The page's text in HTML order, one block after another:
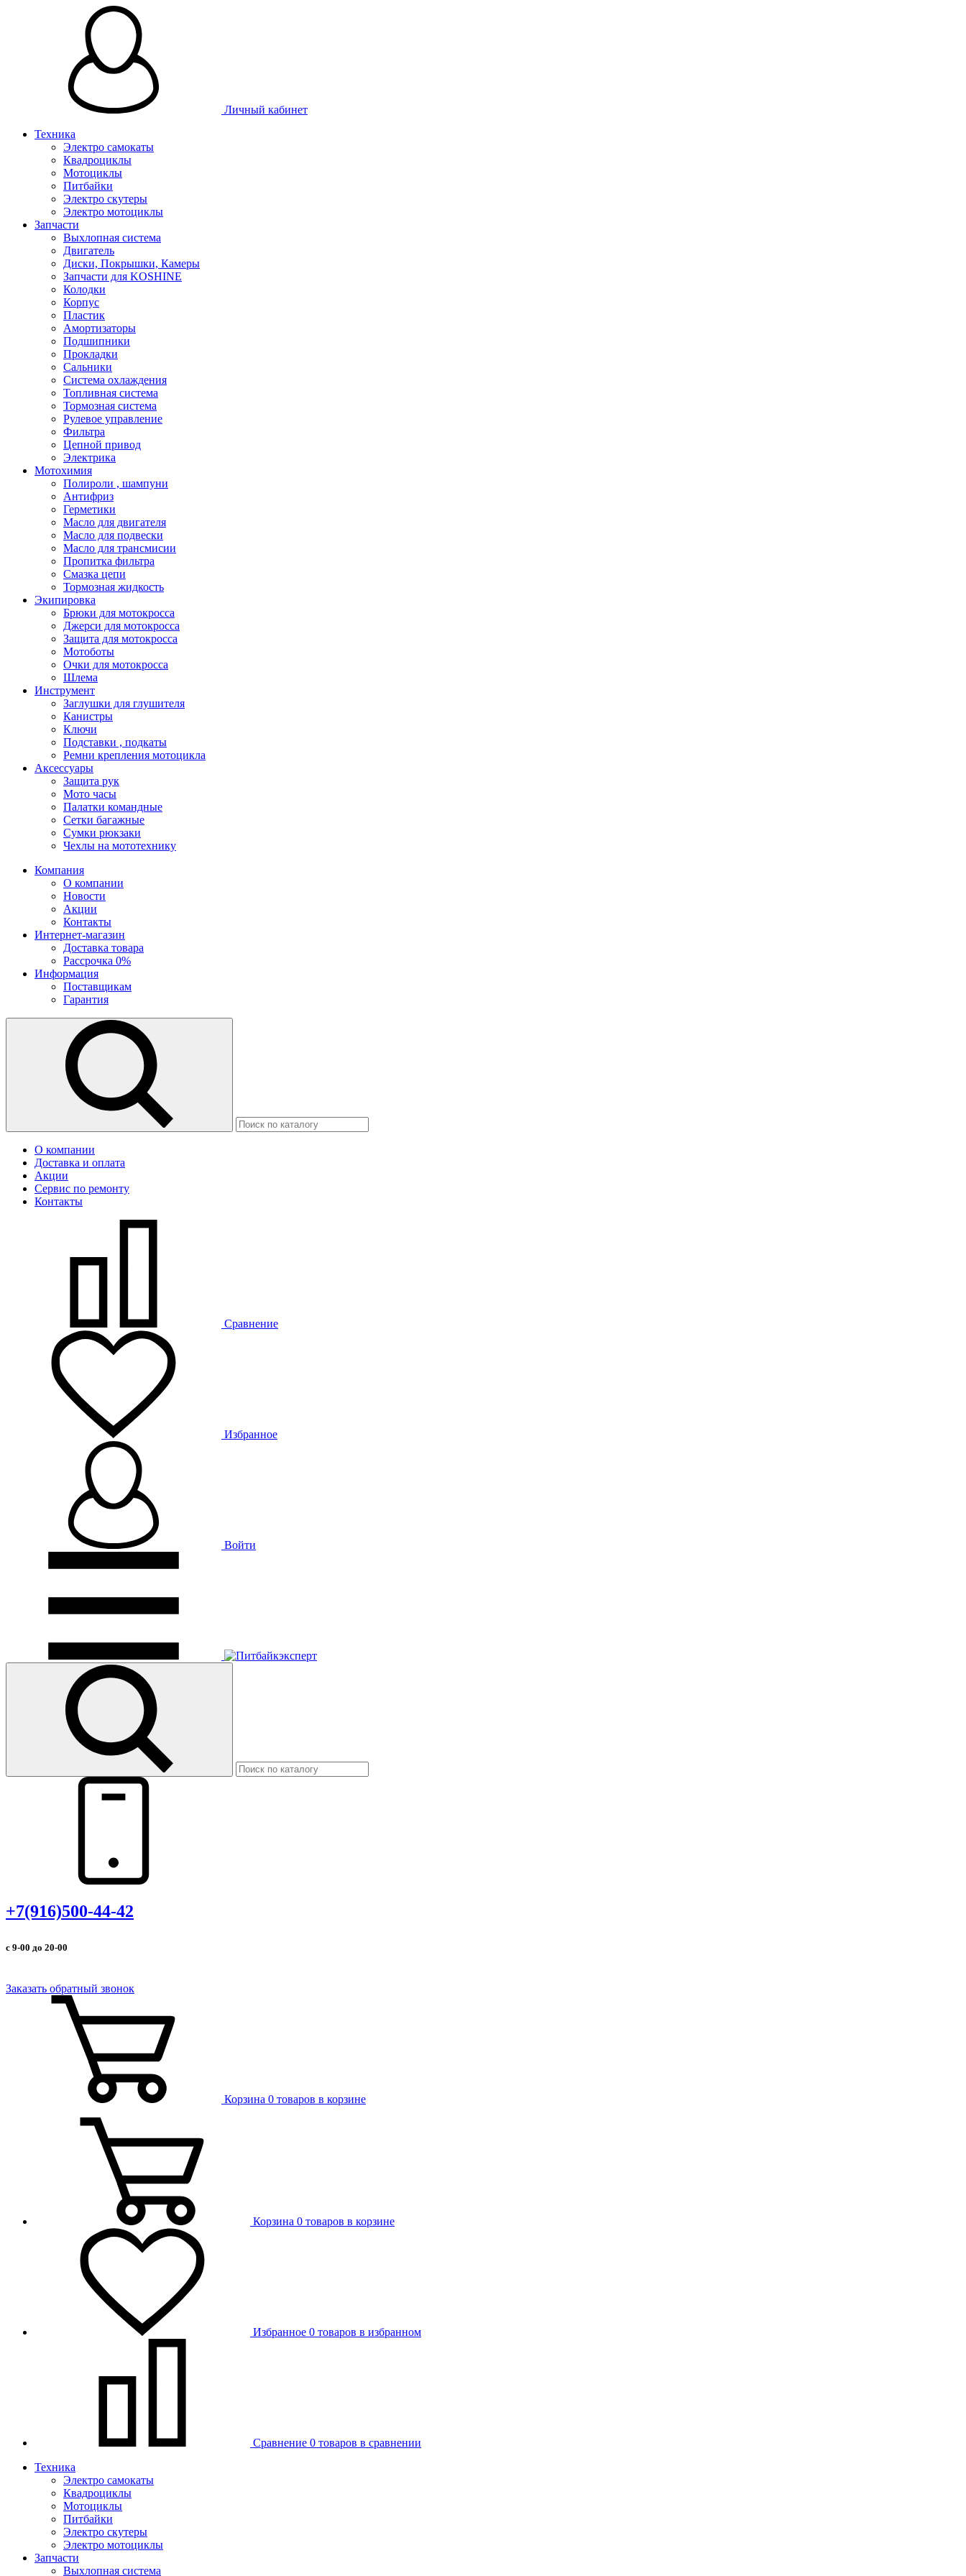
Личный кабинет
Техника
Электро самокаты
Квадроциклы
Мотоциклы
Питбайки
Электро скутеры
Электро мотоциклы
Запчасти
Выхлопная система
Двигатель
Диски, Покрышки, Камеры
Запчасти для KOSHINE
Колодки
Корпус
Пластик
Амортизаторы
Подшипники
Прокладки
Сальники
Система охлаждения
Топливная система
Тормозная система
Рулевое управление
Фильтра
Цепной привод
Электрика
Мотохимия
Полироли , шампуни
Антифриз
Герметики
Масло для двигателя
Масло для подвески
Масло для трансмисии
Пропитка фильтра
Смазка цепи
Тормозная жидкость
Экипировка
Брюки для мотокросса
Джерси для мотокросса
Защита для мотокросса
Мотоботы
Очки для мотокросса
Шлема
Инструмент
Заглушки для глушителя
Канистры
Ключи
Подставки , подкаты
Ремни крепления мотоцикла
Аксессуары
Защита рук
Мото часы
Палатки командные
Сетки багажные
Сумки рюкзаки
Чехлы на мототехнику
Компания
О компании
Новости
Акции
Контакты
Интернет-магазин
Доставка товара
Рассрочка 0%
Информация
Поставщикам
Гарантия
О компании
Доставка и оплата
Акции
Сервис по ремонту
Контакты
Сравнение
Избранное
Войти
+7(916)500-44-42
с 9-00 до 20-00
Заказать обратный звонок
Корзина 0 товаров в корзине
Корзина 0 товаров в корзине
Избранное 0 товаров в избранном
Сравнение 0 товаров в сравнении
Техника
Электро самокаты
Квадроциклы
Мотоциклы
Питбайки
Электро скутеры
Электро мотоциклы
Запчасти
Выхлопная система